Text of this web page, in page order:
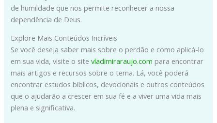
de humildade que nos permite reconhecer a nossa
dependência de Deus.
Explore Mais Conteúdos Incríveis
Se você deseja saber mais sobre o perdão e como aplicá-lo
em sua vida, visite o sitevladimiraraujo.com para encontrar
mais artigos e recursos sobre o tema. Lá, você poderá
encontrar estudos bíblicos, devocionais e outros conteúdos
que o ajudarão a crescer em sua fé e a viver uma vida mais
plena e significativa.